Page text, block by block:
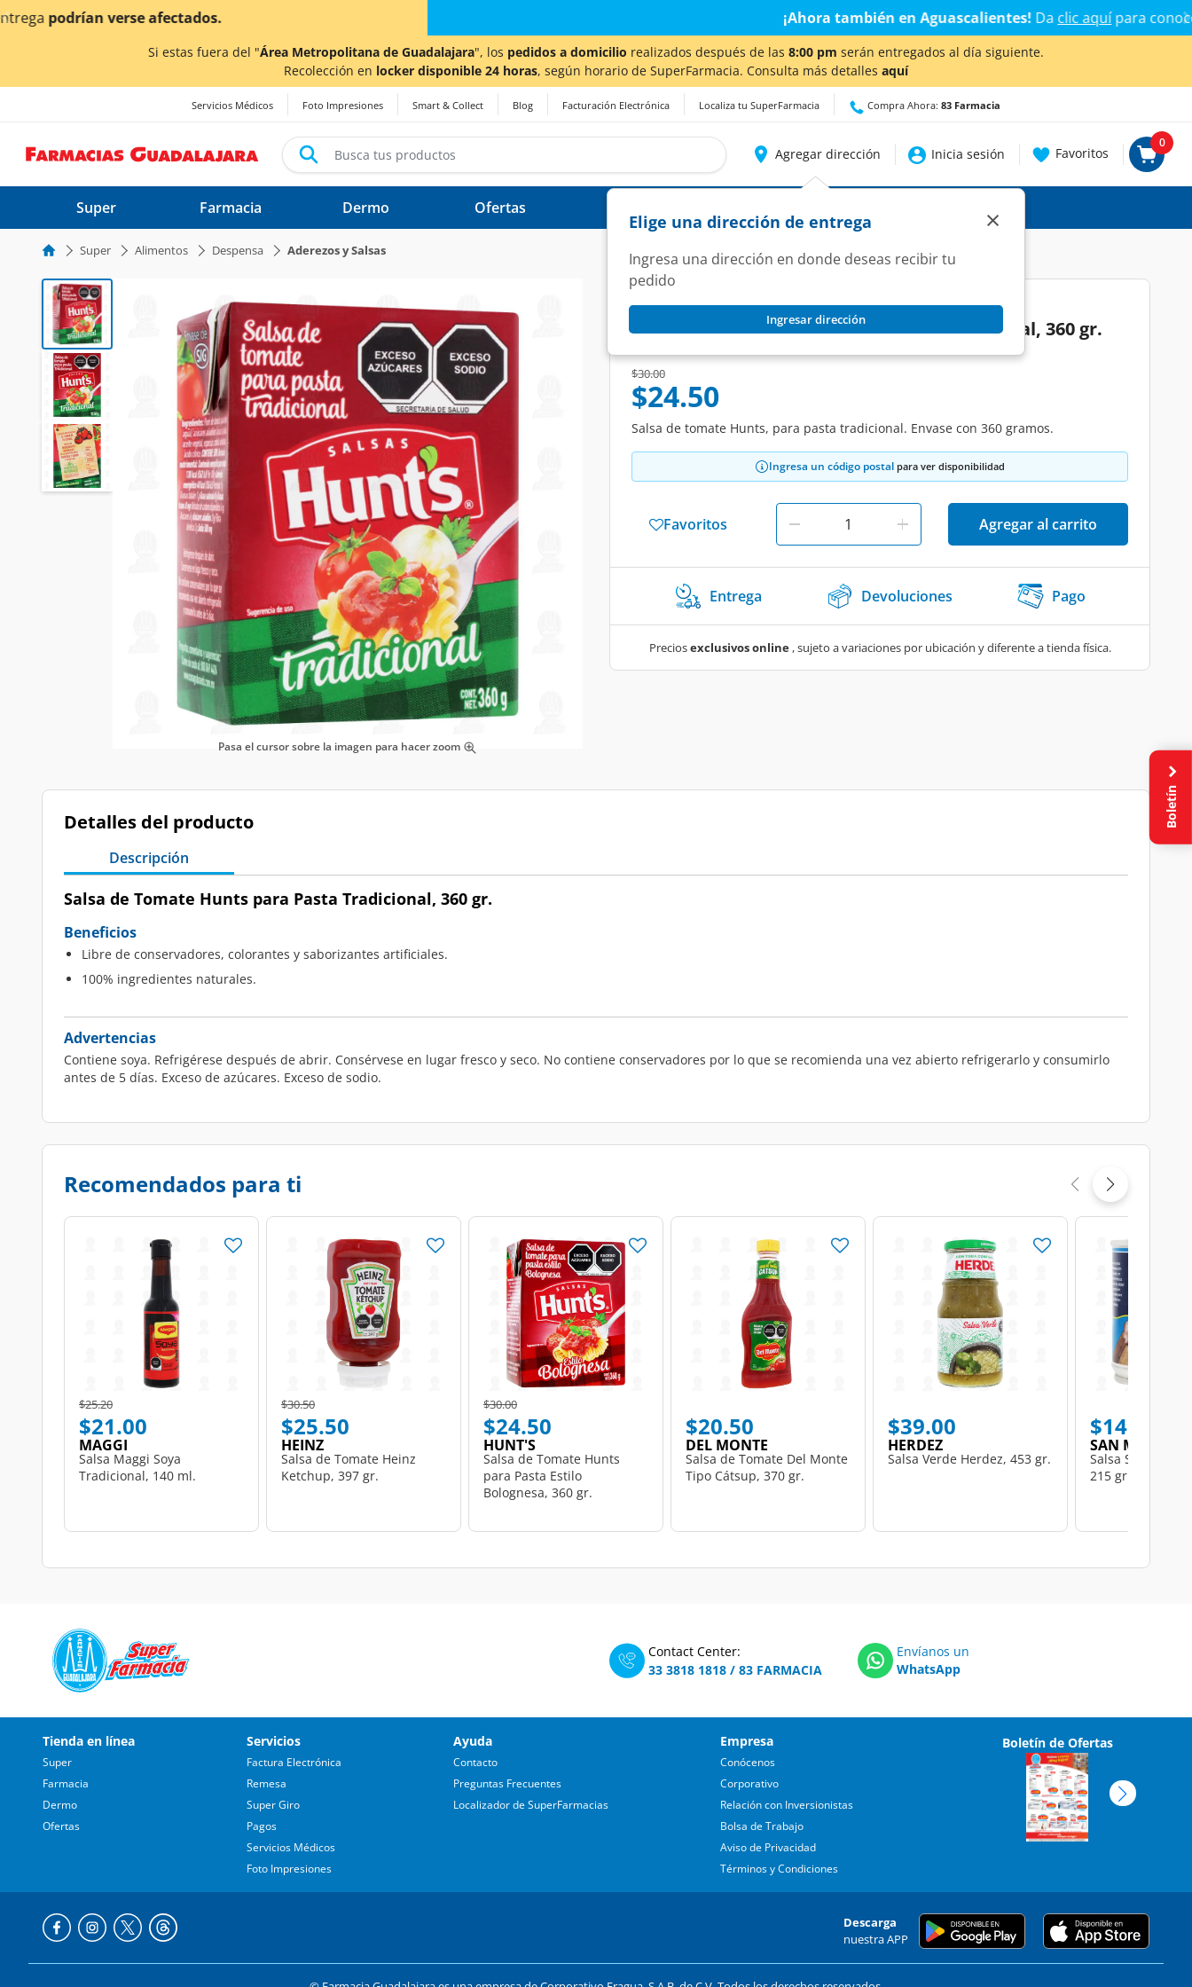
< div class="carousel-inner"> para conocer detalles.
Si estas fuera del "Área Metropolitana de Guadalajara", los pedidos a domicilio realizados después de las 8:00 pm serán entregados al día siguiente.
Recolección en locker disponible 24 horas, según horario de SuperFarmacia. Consulta más detalles aquí
Servicios Médicos Foto Impresiones Smart & Collect Blog Facturación Electrónica Localiza tu SuperFarmacia Compra Ahora: 83 Farmacia
Agregar dirección
Elige una dirección de entrega
Ingresa una dirección en donde deseas recibir tu
pedido
Ingresar dirección
×
Inicia sesión Favoritos
0
Super Farmacia Dermo Ofertas
Super Alimentos Despensa Aderezos y Salsas
Pasa el cursor sobre la imagen para hacer zoom
HUNT'S
Salsa de Tomate Hunts para Pasta Tradicional, 360 gr.
Price reduced from
$30.00to
$24.50
Salsa de tomate Hunts, para pasta tradicional. Envase con 360 gramos.
Ingresa un código postal para ver disponibilidad
Favoritos Agregar al carrito
Entrega Devoluciones Pago
Preciosexclusivos online, sujeto a variaciones por ubicación y diferente a tienda física.
Detalles del producto
Descripción
Salsa de Tomate Hunts para Pasta Tradicional, 360 gr.
Beneficios
Libre de conservadores, colorantes y saborizantes artificiales.
100% ingredientes naturales.
Advertencias
Contiene soya. Refrigérese después de abrir. Consérvese en lugar fresco y seco. No contiene conservadores por lo que se recomienda una vez abierto refrigerarlo y consumirlo
antes de 5 días. Exceso de azúcares. Exceso de sodio.
Recomendados para ti
Price reduced from
$25.20to
$21.00
MAGGI
Salsa Maggi Soya
Tradicional, 140 ml.
Price reduced from
$30.50to
$25.50
HEINZ
Salsa de Tomate Heinz
Ketchup, 397 gr.
Price reduced from
$30.00to
$24.50
HUNT'S
Salsa de Tomate Hunts
para Pasta Estilo
Bolognesa, 360 gr.
$20.50
DEL MONTE
Salsa de Tomate Del Monte
Tipo Cátsup, 370 gr.
$39.00
HERDEZ
Salsa Verde Herdez, 453 gr.
$14.00
SAN MARCOS
Salsa San
215 gr.
Contact Center:
33 3818 1818 / 83 FARMACIA
Envíanos un
WhatsApp
Tienda en línea
Super
Farmacia
Dermo
Ofertas
Servicios
Factura Electrónica
Remesa
Super Giro
Pagos
Servicios Médicos
Foto Impresiones
Ayuda
Contacto
Preguntas Frecuentes
Localizador de SuperFarmacias
Empresa
Conócenos
Corporativo
Relación con Inversionistas
Bolsa de Trabajo
Aviso de Privacidad
Términos y Condiciones
Boletín de Ofertas
Descarga
nuestra APP
Boletín